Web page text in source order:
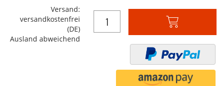
Versand:
versandkostenfrei
(DE)
Ausland abweichend
In
den
Warenkorb